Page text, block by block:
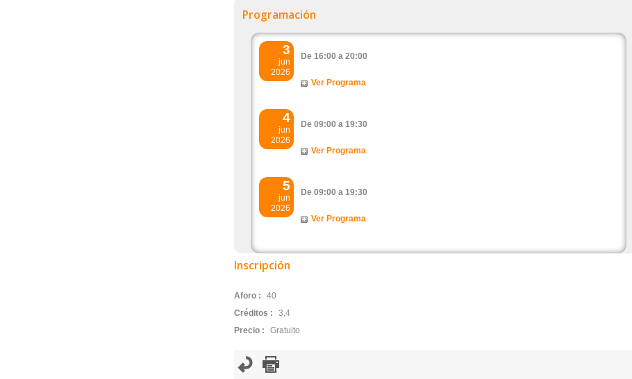
Programación
3
jun
2026
De 16:00 a 20:00
4
jun
2026
De 09:00 a 19:30
5
jun
2026
De 09:00 a 19:30
Inscripción
Aforo :
40
Créditos :
3,4
Precio :
Gratuito